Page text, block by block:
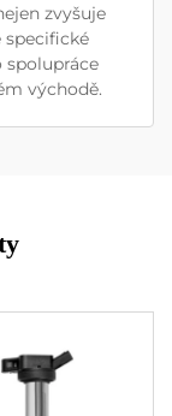
zvyšuje
specifické
východě.